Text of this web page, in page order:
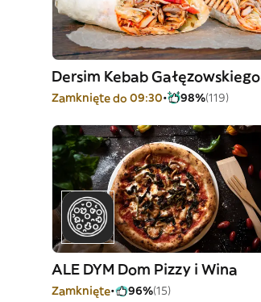
Dersim Kebab Gałęzowskiego
Zamknięte do 09:30 98%(119)
ALE DYM Dom Pizzy i Wina
Zamknięte 96%(15)